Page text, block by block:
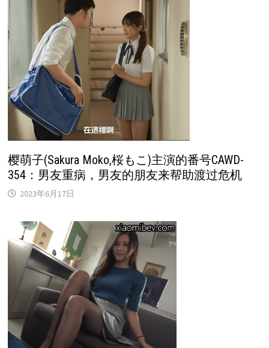
樱萌子(Sakura Moko,桜もこ)主演的番号CAWD-
354：男友重病，男友的朋友来帮助渡过危机
2023年6月17日